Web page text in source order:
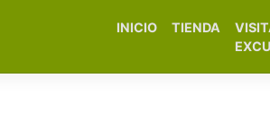
Elfa Experience – Onil
INICIO TIENDA